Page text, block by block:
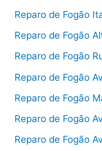
Reparo de Fogão
Reparo de Fogão
Reparo de Fogão
Reparo de Fogão
Reparo de Fogão
Reparo de Fogão
Reparo de Fogão